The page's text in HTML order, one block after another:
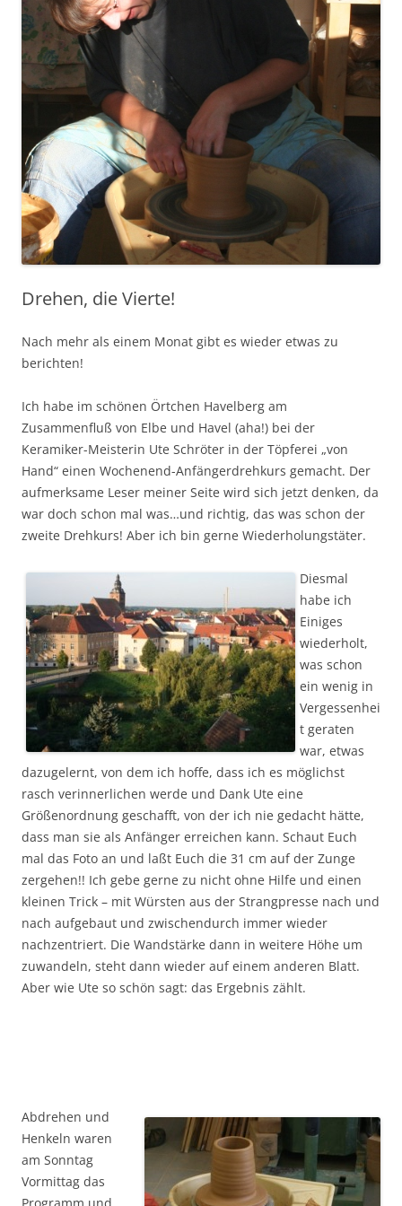
Drehen, die Vierte!
Nach mehr als einem Monat gibt es wieder etwas zu
berichten!
Ich habe im schönen Örtchen Havelberg am
Zusammenfluß von Elbe und Havel (aha!) bei der
Keramiker-Meisterin Ute Schröter in der Töpferei „von
Hand“ einen Wochenend-Anfängerdrehkurs gemacht. Der
aufmerksame Leser meiner Seite wird sich jetzt denken, da
war doch schon mal was…und richtig, das was schon der
zweite Drehkurs! Aber ich bin gerne Wiederholungstäter.
Diesmal
habe ich
Einiges
wiederholt,
was schon
ein wenig in
Vergessenhei
t geraten
war, etwas
dazugelernt, von dem ich hoffe, dass ich es möglichst
rasch verinnerlichen werde und Dank Ute eine
Größenordnung geschafft, von der ich nie gedacht hätte,
dass man sie als Anfänger erreichen kann. Schaut Euch
mal das Foto an und laßt Euch die 31 cm auf der Zunge
zergehen!! Ich gebe gerne zu nicht ohne Hilfe und einen
kleinen Trick – mit Würsten aus der Strangpresse nach und
nach aufgebaut und zwischendurch immer wieder
nachzentriert. Die Wandstärke dann in weitere Höhe um
zuwandeln, steht dann wieder auf einem anderen Blatt.
Aber wie Ute so schön sagt: das Ergebnis zählt.
Abdrehen und
Henkeln waren
am Sonntag
Vormittag das
Programm und